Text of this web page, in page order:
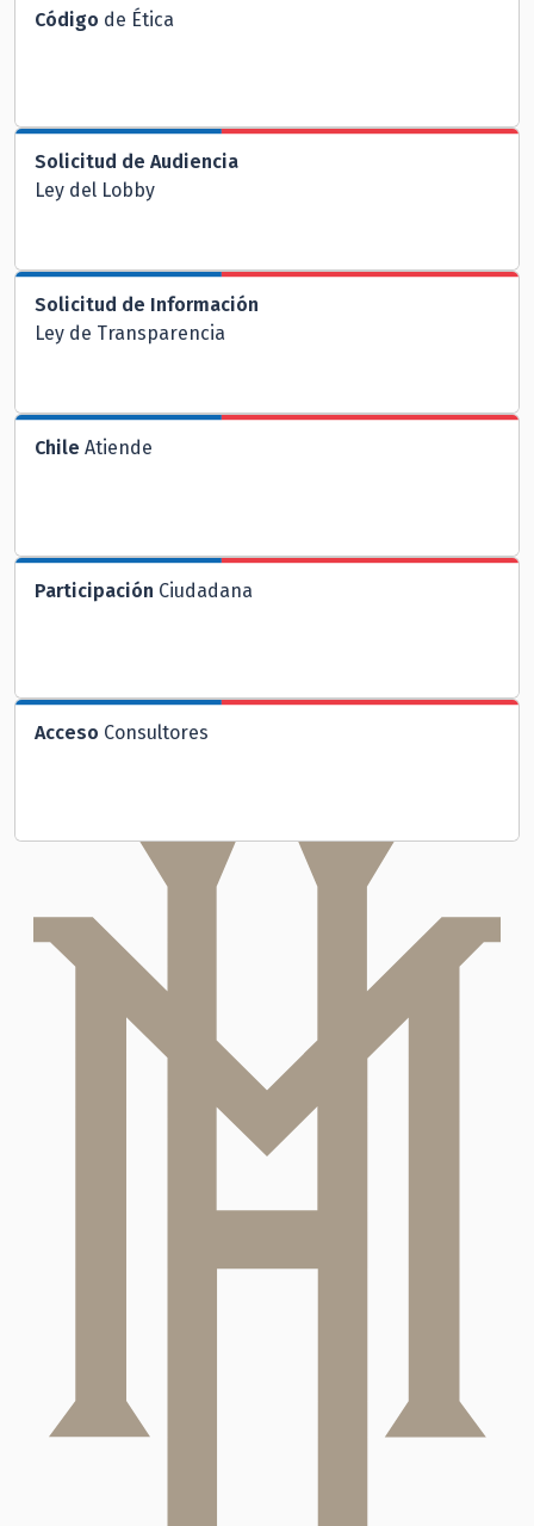
Código de Ética
Solicitud de Audiencia
Ley del Lobby
Solicitud de Información
Ley de Transparencia
Chile Atiende
Participación Ciudadana
Acceso Consultores